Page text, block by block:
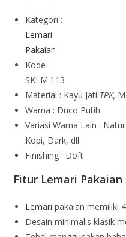
Kategori :
Lemari
Pakaian
Kode :
SKLM 113
Material : Kayu Jati TPK,
Warna : Duco Putih
Variasi Warna Lain :
Kopi, Dark, dll
Finishing : Doft
Fitur Lemari Pakaian
Lemari pakaian memiliki
Desain minimalis klasik